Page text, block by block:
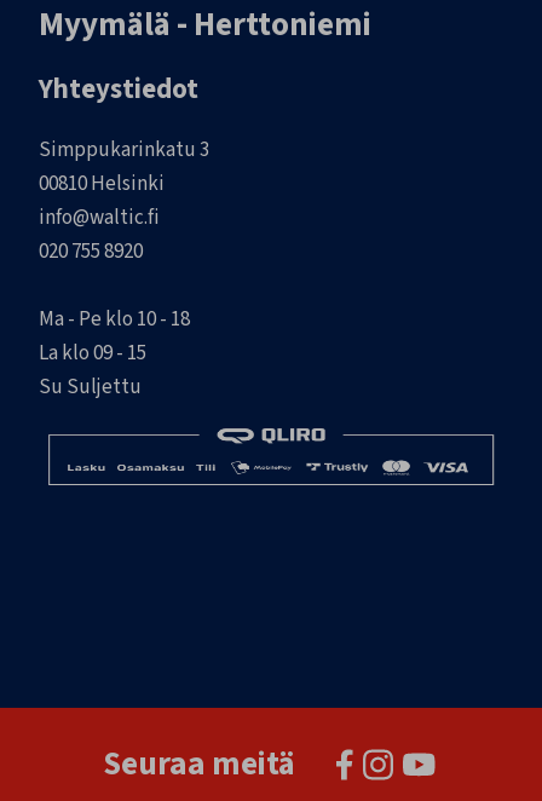
Myymälä - Herttoniemi
Yhteystiedot
Simppukarinkatu 3
00810 Helsinki
info@waltic.fi
020 755 8920
Ma - Pe klo 10 - 18
La klo 09 - 15
Su Suljettu
Seuraa meitä